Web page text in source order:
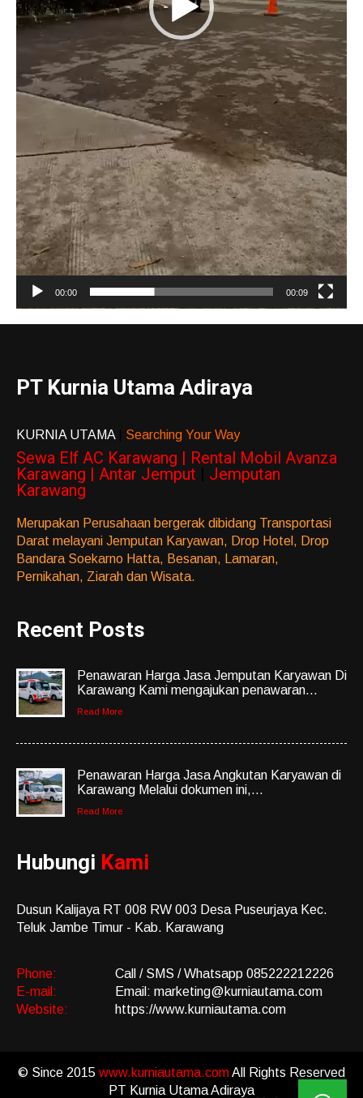
00:00 00:09
PT Kurnia Utama Adiraya
KURNIA UTAMA Searching Your Way
Sewa Elf AC Karawang | Rental Mobil Avanza
Karawang | Antar Jemput
Jemputan
Karawang
Merupakan Perusahaan bergerak dibidang Transportasi
Darat melayani Jemputan Karyawan, Drop Hotel, Drop
Bandara Soekarno Hatta, Besanan, Lamaran,
Pernikahan, Ziarah dan Wisata.
Recent Posts
Penawaran Harga Jasa Jemputan Karyawan Di
Karawang Kami mengajukan penawaran...
Read More
Penawaran Harga Jasa Angkutan Karyawan di
Karawang Melalui dokumen ini,...
Read More
Hubungi Kami
Dusun Kalijaya RT 008 RW 003 Desa Puseurjaya Kec.
Teluk Jambe Timur - Kab. Karawang
Phone:
Call / SMS / Whatsapp 085222212226
E-mail:
Email: marketing@kurniautama.com
Website:
https://www.kurniautama.com
© Since 2015 www.kurniautama.comAll Rights Reserved
PT Kurnia Utama Adiraya